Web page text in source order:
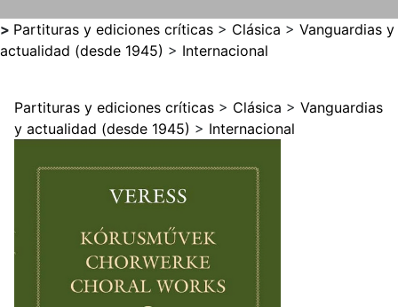
> Partituras y ediciones críticas > Clásica > Vanguardias y
actualidad (desde 1945) > Internacional
Partituras y ediciones críticas > Clásica > Vanguardias
y actualidad (desde 1945) > Internacional